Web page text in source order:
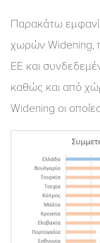
Παρακάτω
χωρών Widening,
ΕΕ και
καθώς και από
Widening οι